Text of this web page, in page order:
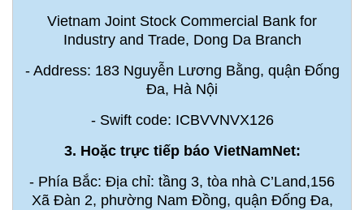
Vietnam Joint Stock Commercial Bank for
Industry and Trade, Dong Da Branch
- Address: 183 Nguyễn Lương Bằng, quận Đống
Đa, Hà Nội
- Swift code: ICBVVNVX126
3. Hoặc trực tiếp báo VietNamNet:
- Phía Bắc: Địa chỉ: tầng 3, tòa nhà C’Land,156
Xã Đàn 2, phường Nam Đồng, quận Đống Đa,